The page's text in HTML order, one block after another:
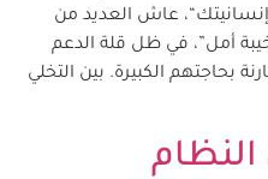
عاش العديد من
أمل”، في ظل قلة الدعم
بحاجتهم الكبيرة. بين التخلي